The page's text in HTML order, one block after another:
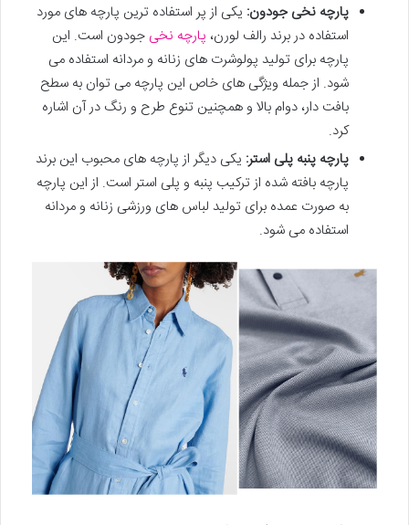
پارچه نخی جودون: یکی از پر استفاده ترین پارچه های مورد
استفاده در برند رالف لورن، پارچه نخی جودون است. این
پارچه برای تولید پولوشرت های زنانه و مردانه استفاده می
شود. از جمله ویژگی های خاص این پارچه می توان به سطح
بافت دار، دوام بالا و همچنین تنوع طرح و رنگ در آن اشاره
کرد.
پارچه پنبه پلی استر: یکی دیگر از پارچه های محبوب این برند
پارچه بافته شده از ترکیب پنبه و پلی استر است. از این پارچه
به صورت عمده برای تولید لباس های ورزشی زنانه و مردانه
استفاده می شود.